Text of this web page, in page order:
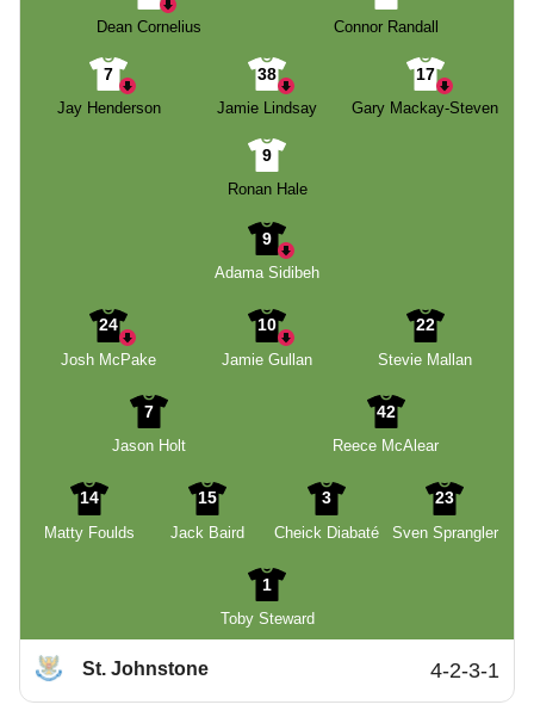
Dean Cornelius
Connor Randall
7
Jay Henderson
38
Jamie Lindsay
17
Gary Mackay-Steven
9
Ronan Hale
9
Adama Sidibeh
24
Josh McPake
10
Jamie Gullan
22
Stevie Mallan
7
Jason Holt
42
Reece McAlear
14
Matty Foulds
15
Jack Baird
3
Cheick Diabaté
23
Sven Sprangler
1
Toby Steward
St. Johnstone 4-2-3-1